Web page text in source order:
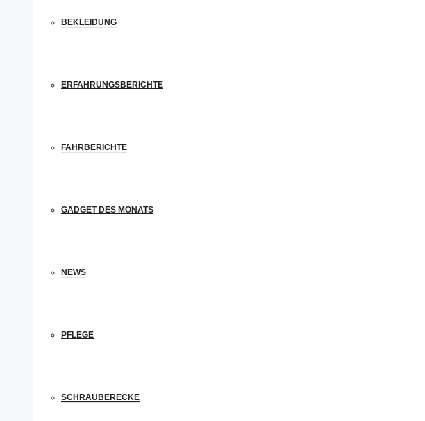
BEKLEIDUNG
ERFAHRUNGSBERICHTE
FAHRBERICHTE
GADGET DES MONATS
NEWS
PFLEGE
SCHRAUBERECKE